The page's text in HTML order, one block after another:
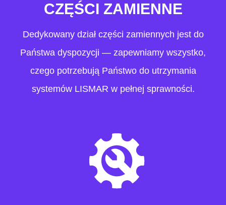
CZĘŚCI ZAMIENNE
Dedykowany dział części zamiennych jest do
Państwa dyspozycji — zapewniamy wszystko,
czego potrzebują Państwo do utrzymania
systemów LISMAR w pełnej sprawności.